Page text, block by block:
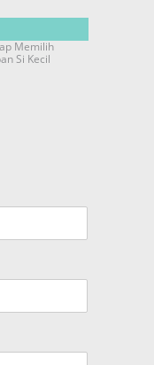
Memilih
Si Kecil